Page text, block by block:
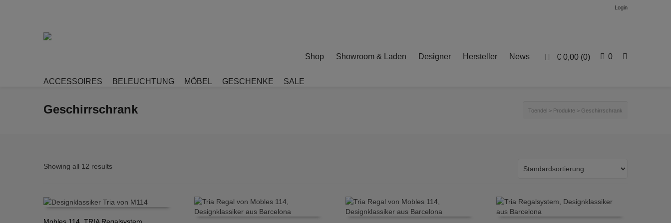
Login
€ 0,00 (0) 0
Shop Showroom & Laden Designer Hersteller News
ACCESSOIRES BELEUCHTUNG MÖBEL GESCHENKE SALE
Geschirrschrank Toendel > Produkte > Geschirrschrank
Showing all 12 results